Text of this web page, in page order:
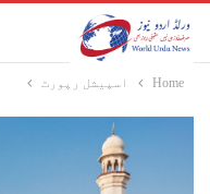
Home اسپیشل رپورٹ